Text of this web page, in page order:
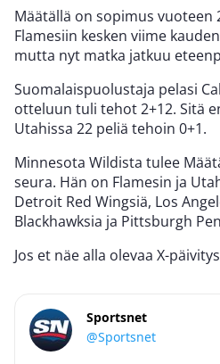
Määtällä on sopimus vuoteen
Flamesiin kesken viime
mutta nyt matka jatkuu
Suomalaispuolustaja pelasi
otteluun tuli tehot 2+12. Sitä
Utahissa 22 peliä tehoin 0+1.
Minnesota Wildista tulee
seura. Hän on Flamesin ja
Detroit Red Wingsiä, Los
Blackhawksia ja Pittsburgh
Jos et näe alla olevaa X-
Sportsnet
@Sportsnet